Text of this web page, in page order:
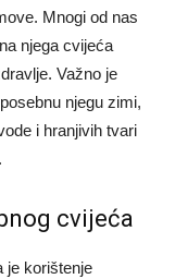
Mnogi od nas
njega cvijeća
Važno je
njegu zimi,
i hranjivih tvari
cvijeća
je korištenje